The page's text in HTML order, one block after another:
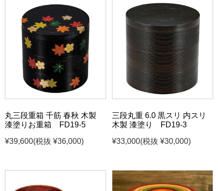
丸三段重箱 千筋 春秋 木製
漆塗りお重箱 FD19-5
¥39,600(税抜 ¥36,000)
三段丸重 6.0 黒スリ 内スリ
木製 漆塗り FD19-3
¥33,000(税抜 ¥30,000)